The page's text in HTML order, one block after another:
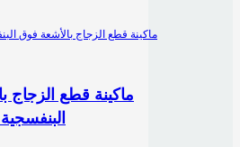
ماكينة قطع الزجاج
البنفسجية